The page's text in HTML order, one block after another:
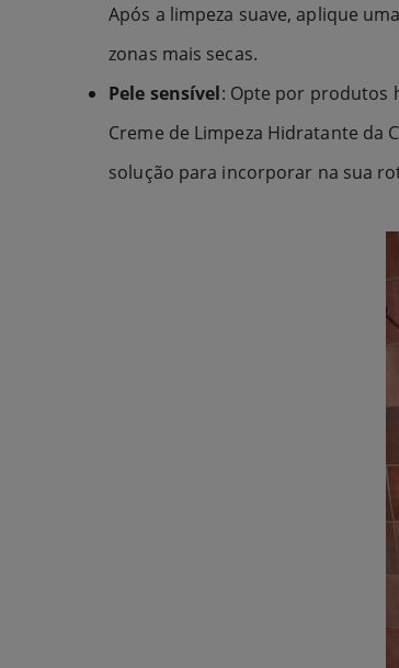
Após a limpeza suave, aplique
zonas mais secas.
Pele sensível: Opte por produtos
Creme de Limpeza Hidratante da
solução para incorporar na sua